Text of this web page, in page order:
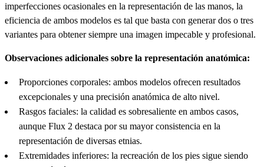
imperfecciones ocasionales en la representación de las manos, la
eficiencia de ambos modelos es tal que basta con generar dos o tres
variantes para obtener siempre una imagen impecable y profesional.
Observaciones adicionales sobre la representación anatómica:
Proporciones corporales: ambos modelos ofrecen resultados
excepcionales y una precisión anatómica de alto nivel.
Rasgos faciales: la calidad es sobresaliente en ambos casos,
aunque Flux 2 destaca por su mayor consistencia en la
representación de diversas etnias.
Extremidades inferiores: la recreación de los pies sigue siendo